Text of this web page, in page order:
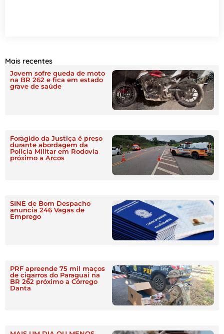
Mais recentes
Jovem sofre queda de moto
na BR 262 e fica em estado
grave de saúde
Foragido da Justiça é preso
durante abordagem da
Polícia Militar em Rodovia
próximo a Arcos
SINE de Bom Despacho
anuncia 246 Vagas de
Emprego
PRF apreende 75 mil maços
de cigarros do Paraguai na
BR 262 próximo a Córrego
Danta